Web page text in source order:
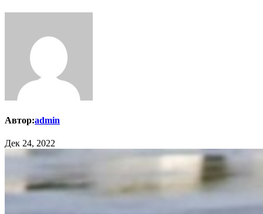
Автор:admin
Дек 24, 2022